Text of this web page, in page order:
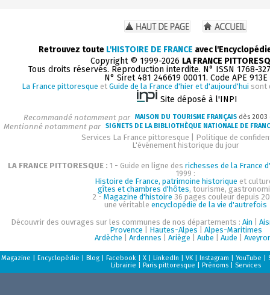
Retrouvez toute L'HISTOIRE DE FRANCE avec
Copyright © 1999-2026 LA FRANCE
Tous droits réservés. Reproduction interdite. N° ISSN 1768-
N° Siret 481 246619 00011. Code APE 913E
La France pittoresque et Guide de la France d'hier et d'aujourd'hui sont
Site déposé à l'INPI
Recommandé notamment par MAISON DU TOURISME FRANÇAIS dès
Mentionné notamment par SIGNETS DE LA BIBLIOTHÈQUE NATIONALE DE
Services La France pittoresque
Politique de
L'événement historique du jour
LA FRANCE PITTORESQUE : 1 - Guide en ligne des richesses de la France
1999 :
Histoire de France, patrimoine historique et
gîtes et chambres d'hôtes, tourisme,
2 - Magazine d'histoire 36 pages couleur depuis
une véritable encyclopédie de la vie d'autrefois
Découvrir des ouvrages sur les communes de nos départements : Ain
Provence
Hautes-Alpes
Alpes-Maritimes
Ardèche
Ardennes Ariège Aube Aude
Magazine Encyclopédie Blog| Facebook| X| LinkedIn VK| Instagram YouTube
Librairie
Paris pittoresque Prénoms| Services